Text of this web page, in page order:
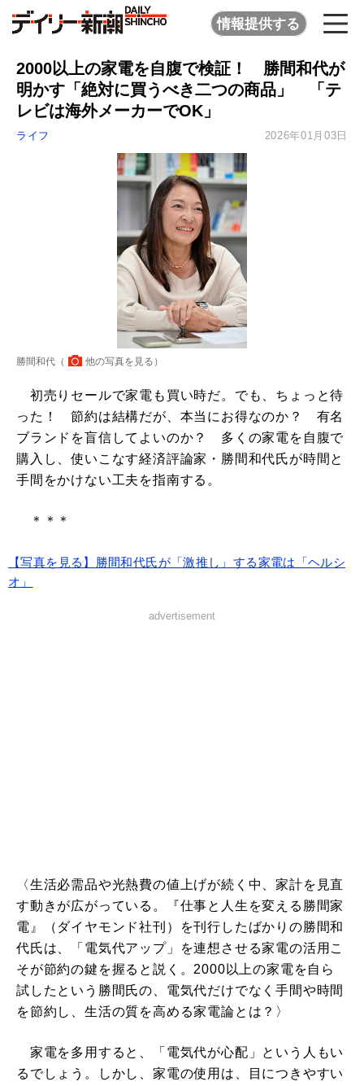
情報提供する
2000以上の家電を自腹で検証！ 勝間和代が
明かす「絶対に買うべき二つの商品」 「テ
レビは海外メーカーでOK」
ライフ 2026年01月03日
勝間和代（ 他の写真を見る ）
初売りセールで家電も買い時だ。でも、ちょっと待
った！ 節約は結構だが、本当にお得なのか？ 有名
ブランドを盲信してよいのか？ 多くの家電を自腹で
購入し、使いこなす経済評論家・勝間和代氏が時間と
手間をかけない工夫を指南する。
＊＊＊
【写真を見る】勝間和代氏が「激推し」する家電は「ヘルシ
オ」
advertisement
〈生活必需品や光熱費の値上げが続く中、家計を見直
す動きが広がっている。『仕事と人生を変える勝間家
電』（ダイヤモンド社刊）を刊行したばかりの勝間和
代氏は、「電気代アップ」を連想させる家電の活用こ
そが節約の鍵を握ると説く。2000以上の家電を自ら
試したという勝間氏の、電気代だけでなく手間や時間
を節約し、生活の質を高める家電論とは？〉
家電を多用すると、「電気代が心配」という人もい
るでしょう。しかし、家電の使用は、目につきやすい